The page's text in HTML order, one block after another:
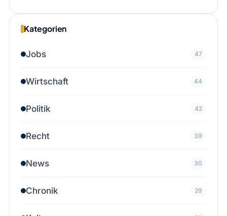
Kategorien
Jobs 47
Wirtschaft 44
Politik 42
Recht 39
News 30
Chronik 29